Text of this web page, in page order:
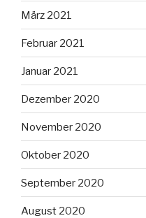
März 2021
Februar 2021
Januar 2021
Dezember 2020
November 2020
Oktober 2020
September 2020
August 2020